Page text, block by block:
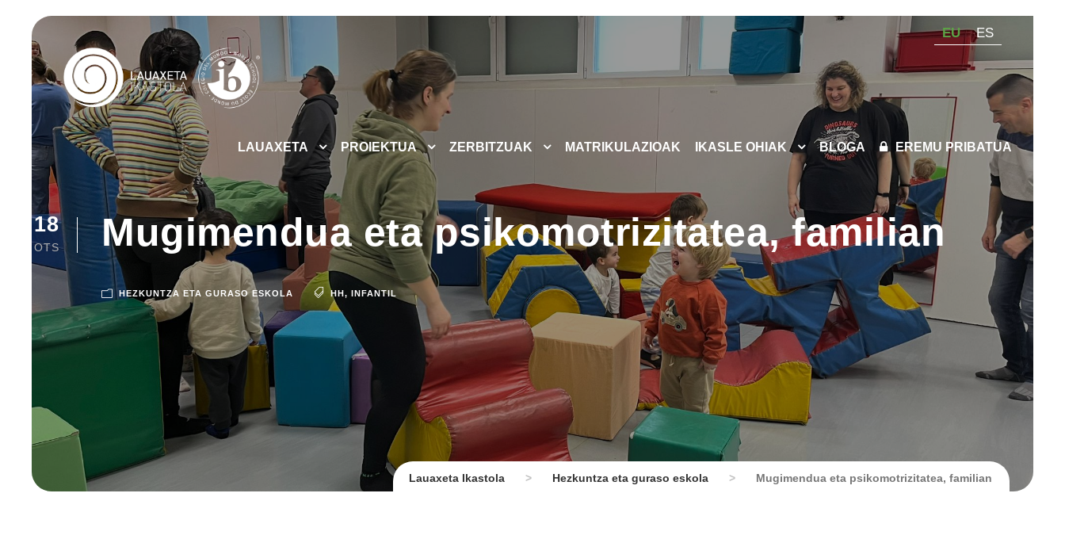
EU ES
LAUAXETA PROIEKTUA ZERBITZUAK MATRIKULAZIOAK IKASLE OHIAK BLOGA EREMU PRIBATUA
18
OTS Mugimendua eta psikomotrizitatea, familian
HEZKUNTZA ETA GURASO ESKOLA HH, INFANTIL
Lauaxeta Ikastola > Hezkuntza eta guraso eskola > Mugimendua eta psikomotrizitatea, familian